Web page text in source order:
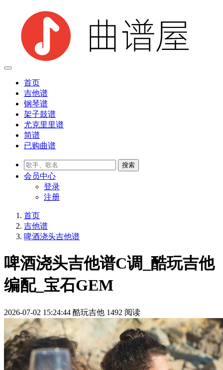
首页
吉他谱
钢琴谱
架子鼓谱
尤克里里谱
简谱
已购曲谱
会员中心
登录
注册
首页
吉他谱
啤酒浇头吉他谱
啤酒浇头吉他谱C调_酷玩吉他
编配_宝石GEM
2026-07-02 15:24:44 酷玩吉他 1492 阅读